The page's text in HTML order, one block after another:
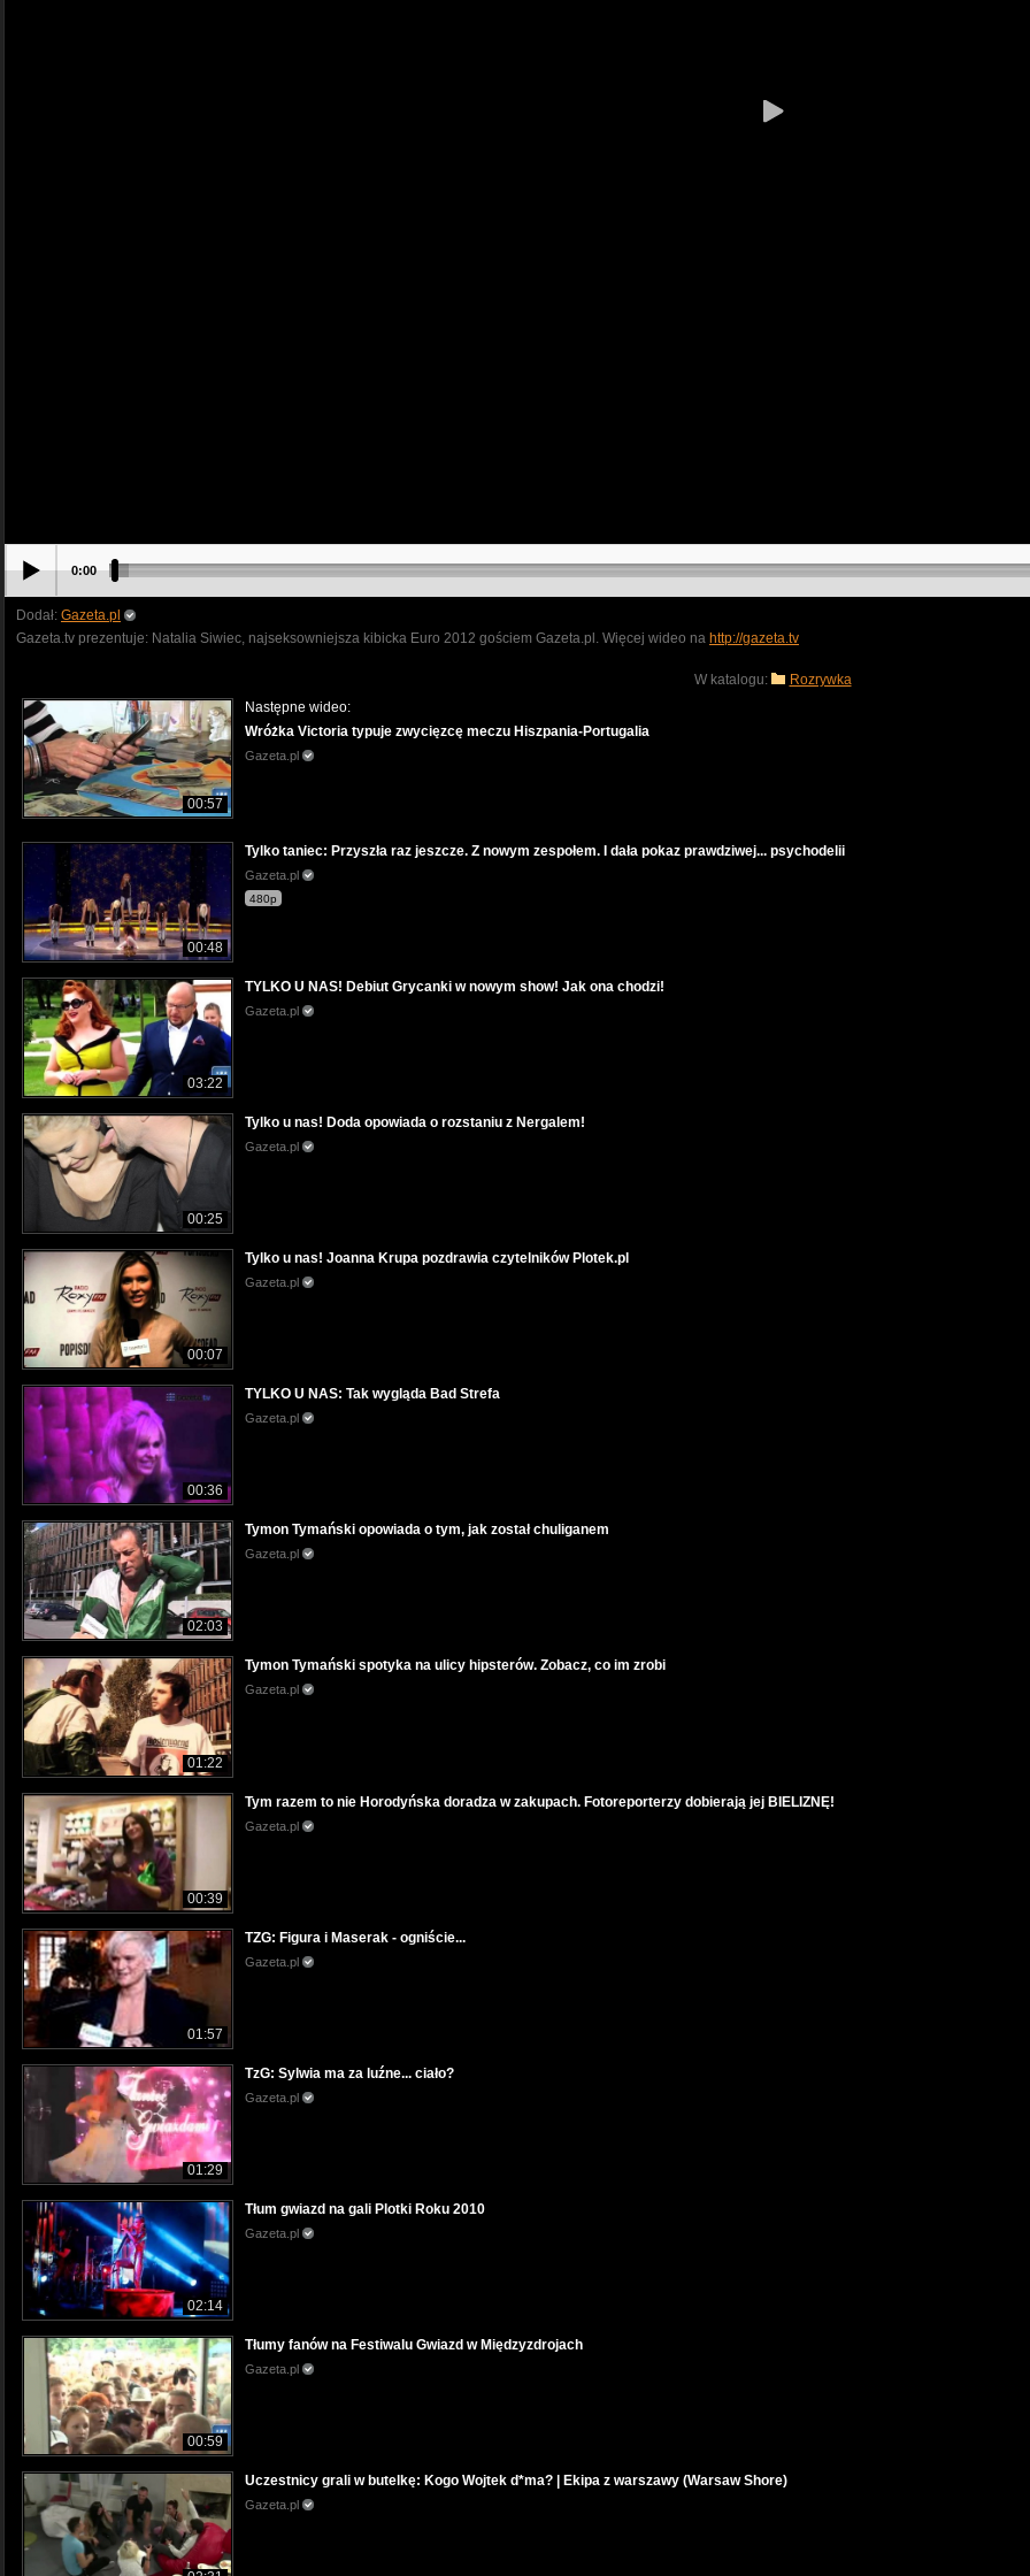
0:00
Dodał: Gazeta.pl
Gazeta.tv prezentuje: Natalia Siwiec, najseksowniejsza kibicka Euro 2012 gościem Gazeta.pl. Więcej wideo na http://gazeta.tv
W katalogu: Rozrywka
00:57
Następne wideo:
Wróżka Victoria typuje zwycięzcę meczu Hiszpania-Portugalia
Gazeta.pl
00:48
Tylko taniec: Przyszła raz jeszcze. Z nowym zespołem. I dała pokaz prawdziwej... psychodelii
Gazeta.pl
480p
03:22
TYLKO U NAS! Debiut Grycanki w nowym show! Jak ona chodzi!
Gazeta.pl
00:25
Tylko u nas! Doda opowiada o rozstaniu z Nergalem!
Gazeta.pl
00:07
Tylko u nas! Joanna Krupa pozdrawia czytelników Plotek.pl
Gazeta.pl
00:36
TYLKO U NAS: Tak wygląda Bad Strefa
Gazeta.pl
02:03
Tymon Tymański opowiada o tym, jak został chuliganem
Gazeta.pl
01:22
Tymon Tymański spotyka na ulicy hipsterów. Zobacz, co im zrobi
Gazeta.pl
00:39
Tym razem to nie Horodyńska doradza w zakupach. Fotoreporterzy dobierają jej BIELIZNĘ!
Gazeta.pl
01:57
TZG: Figura i Maserak - ogniście...
Gazeta.pl
01:29
TzG: Sylwia ma za luźne... ciało?
Gazeta.pl
02:14
Tłum gwiazd na gali Plotki Roku 2010
Gazeta.pl
00:59
Tłumy fanów na Festiwalu Gwiazd w Międzyzdrojach
Gazeta.pl
Uczestnicy grali w butelkę: Kogo Wojtek d*ma? | Ekipa z warszawy (Warsaw Shore)
Gazeta.pl